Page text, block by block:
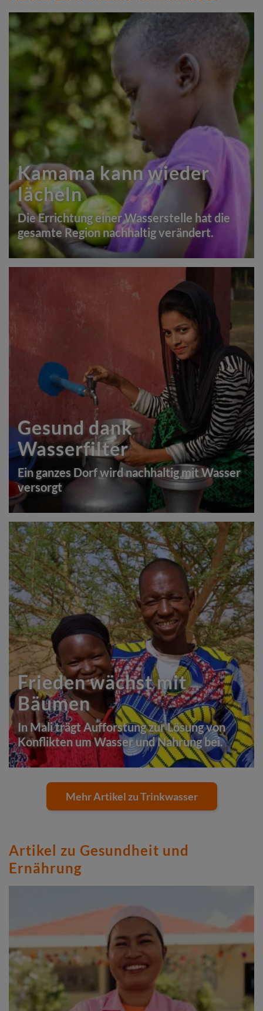
Kamama kann wieder
lächeln
Die Errichtung einer Wasserstelle hat die
gesamte Region nachhaltig verändert.
Gesund dank
Wasserfilter
Ein ganzes Dorf wird nachhaltig mit Wasser
versorgt
Frieden wächst mit
Bäumen
In Mali trägt Aufforstung zur Lösung von
Konflikten um Wasser und Nahrung bei.
Mehr Artikel zu Trinkwasser
Artikel zu Gesundheit und
Ernährung